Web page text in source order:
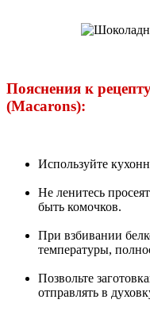
Пояснения к
(Macarons):
Используйте
Не ленитесь
быть комочков.
При взбивании
температуры,
Позвольте
отправлять в